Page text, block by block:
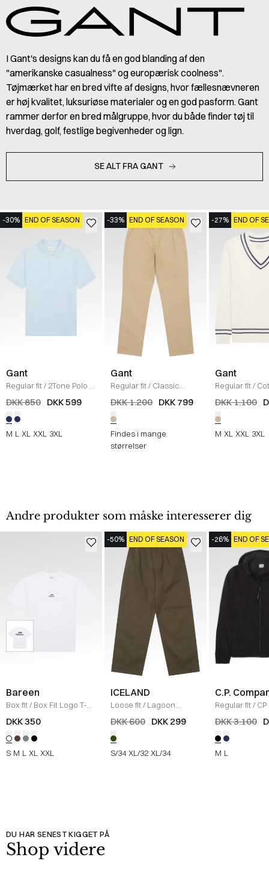
I Gant's designs kan du få en god blanding af den
"amerikanske casualness" og europærisk coolness".
Tøjmærket har en bred vifte af designs, hvor fællesnævneren
er høj kvalitet, luksuriøse materialer og en god pasform. Gant
rammer derfor en bred målgruppe, hvor du både finder tøj til
hverdag, golf, festlige begivenheder og lign.
SE ALT FRA GANT
-30% END OF SEASON
Gant
Regular fit/ 2Tone Polo
SKY BLUE
DKK 850 DKK 599
M L XL XXL 3XL
-33% END OF SEASON
Gant
Regular fit/ Classic
Chinos / DARK KHAKI
DKK 1.200 DKK 799
Findes i mange
størrelser
-27% END OF
Gant
Regular fit/
Strik
CREAM
DKK 1.100
M XL XXL 3XL
Andre produkter som måske interesserer dig
Bareen
Box fit/ Box Fit Logo T-
shirt /WHITE
DKK 350
S M L XL XXL
-50% END OF SEASON
ICELAND
Loose fit/ Lagoon
Bukser / OLIVE
DKK 600 DKK 299
S/34 XL/32 XL/34
-26% END OF
C.P.
Regular fit/
Jakke
SORT
DKK 3.100
M L
DU HAR SENEST KIGGET PÅ
Shop videre